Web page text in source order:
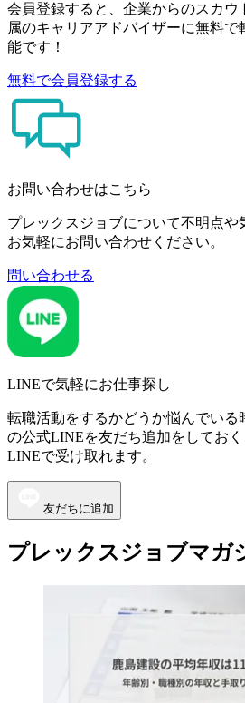
会員登録すると、企業からのスカウ
属のキャリアアドバイザーに無料
能です！
無料で会員登録する
お問い合わせはこちら
プレックスジョブについて不明点や
お気軽にお問い合わせください。
問い合わせる
LINEで気軽にお仕事探し
転職活動をするかどうか悩んでいる
の公式LINEを友だち追加をしてお
LINEで受け取れます。
友だちに追加
プレックスジョブマガ